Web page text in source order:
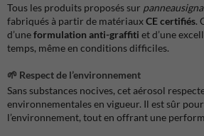
Tous les produits proposés sur
fabriqués à partir de matériauxCE certifiés.
d’uneformulation anti-graffiti et d’une
temps, même en conditions difficiles.
🌱 Respect de l’environnement
Sans substances nocives, cet aérosol
environnementales en vigueur. Il est sûr
l’environnement, tout en offrant une